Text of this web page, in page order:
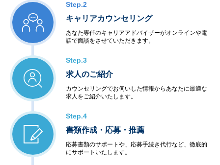
Step.2
キャリアカウンセリング
あなた専任のキャリアアドバイザーがオンラインや電
話で面談をさせていただきます。
Step.3
求人のご紹介
カウンセリングでお伺いした情報からあなたに最適な
求人をご紹介いたします。
Step.4
書類作成・応募・推薦
応募書類のサポートや、応募手続き代行など、徹底的
にサポートいたします。